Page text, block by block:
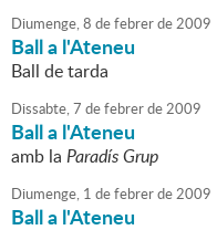
Diumenge,8 defebrerde2009
Ball a l'Ateneu
Ball de tarda
Dissabte,7 defebrerde2009
Ball a l'Ateneu
amb la Paradís Grup
Diumenge, 1 defebrerde2009
Ball a l'Ateneu